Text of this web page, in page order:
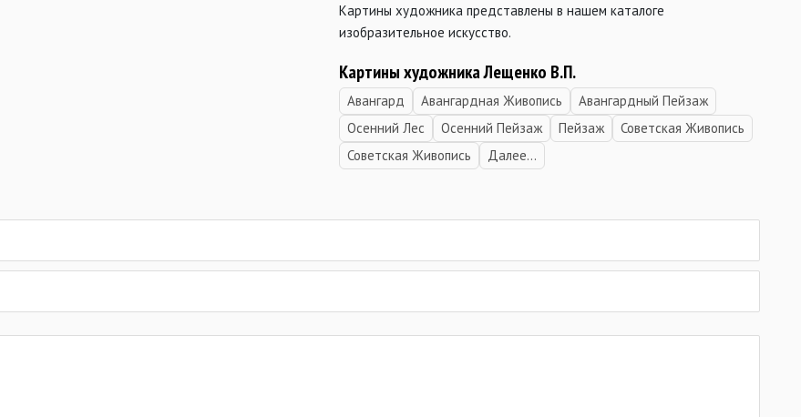
Картины художника представлены в нашем каталоге
изобразительное искусство.
Картины художника Лещенко В.П.
Авангард Авангардная Живопись
Авангардный Пейзаж
Осенний Лес
Осенний Пейзаж Пейзаж
Советская Живопись
Советская Живопись
Далее...